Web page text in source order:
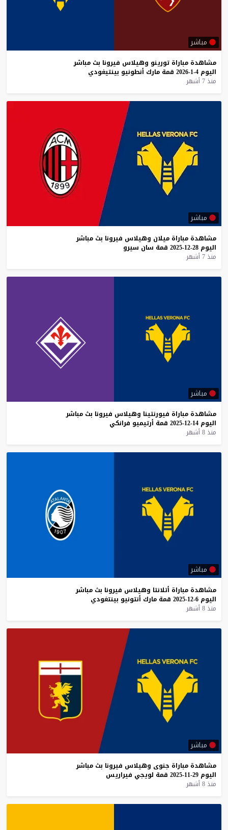
مباشر
مشاهدة مباراة تورينو وهيلاس فيرونا بث مباشر
اليوم 4-1-2026 قمة مارك أنطونيو بينتيغودي
منذ 7 أشهر
مباشر
مشاهدة مباراة ميلان وهيلاس فيرونا بث مباشر
اليوم 28-12-2025 قمة سان سيرو
منذ 7 أشهر
مباشر
مشاهدة مباراة فيورنتينا وهيلاس فيرونا بث مباشر
اليوم 14-12-2025 قمة أرتيميو فرانكي
منذ 8 أشهر
مباشر
مشاهدة مباراة أتلانتا وهيلاس فيرونا بث مباشر
اليوم 6-12-2025 قمة مارك أنتونيو بينتغودي
منذ 8 أشهر
مباشر
مشاهدة مباراة جنوى وهيلاس فيرونا بث مباشر
اليوم 29-11-2025 قمة لويجي فيراريس
منذ 8 أشهر